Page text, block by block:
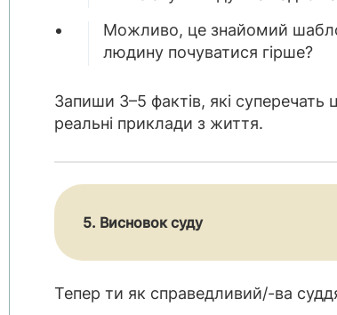
Можливо, це знайомий
людину почуватися гірше?
Запиши 3–5 фактів, які суперечать
реальні приклади з життя.
5. Висновок суду
Тепер ти як справедливий/-ва